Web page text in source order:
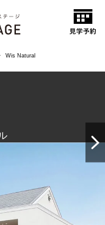
Wis Natural